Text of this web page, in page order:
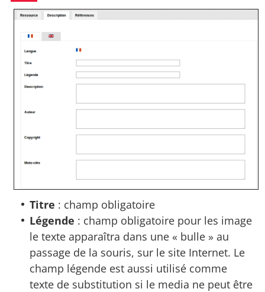
Titre : champ obligatoire
Légende : champ obligatoire pour les image
le texte apparaîtra dans une « bulle » au
passage de la souris, sur le site Internet. Le
champ légende est aussi utilisé comme
texte de substitution si le media ne peut être